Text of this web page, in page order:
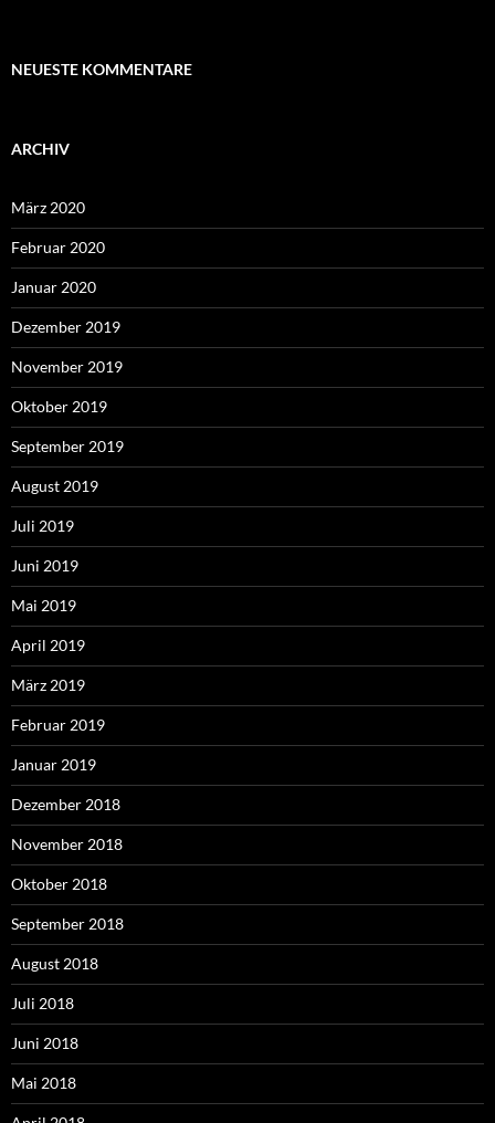
NEUESTE KOMMENTARE
ARCHIV
März 2020
Februar 2020
Januar 2020
Dezember 2019
November 2019
Oktober 2019
September 2019
August 2019
Juli 2019
Juni 2019
Mai 2019
April 2019
März 2019
Februar 2019
Januar 2019
Dezember 2018
November 2018
Oktober 2018
September 2018
August 2018
Juli 2018
Juni 2018
Mai 2018